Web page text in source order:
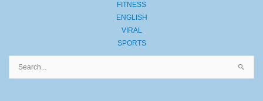
FITNESS
ENGLISH
VIRAL
SPORTS